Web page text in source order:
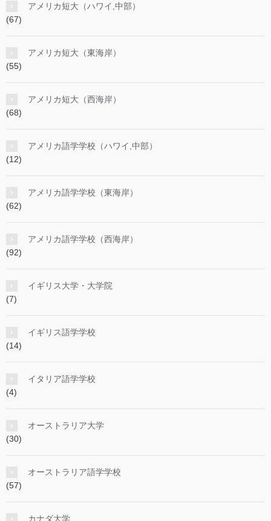
アメリカ短大（ハワイ,中部）
(67)
アメリカ短大（東海岸）
(55)
アメリカ短大（西海岸）
(68)
アメリカ語学学校（ハワイ,中部）
(12)
アメリカ語学学校（東海岸）
(62)
アメリカ語学学校（西海岸）
(92)
イギリス大学・大学院
(7)
イギリス語学学校
(14)
イタリア語学学校
(4)
オーストラリア大学
(30)
オーストラリア語学学校
(57)
カナダ大学